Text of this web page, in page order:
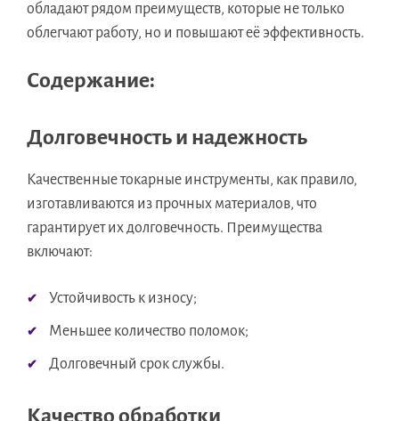
обладают рядом преимуществ, которые не только
облегчают работу, но и повышают её эффективность.
Содержание:
Долговечность и надежность
Качественные токарные инструменты, как правило,
изготавливаются из прочных материалов, что
гарантирует их долговечность. Преимущества
включают:
Устойчивость к износу;
Меньшее количество поломок;
Долговечный срок службы.
Качество обработки